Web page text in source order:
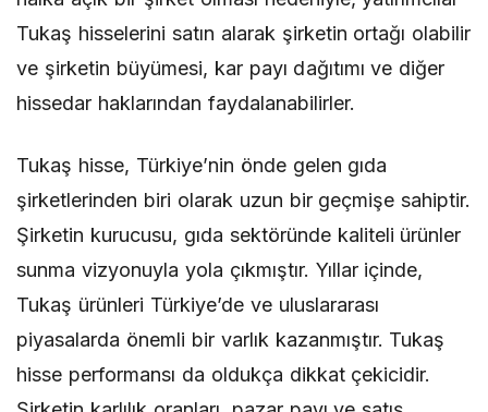
Tukaş hisselerini satın alarak şirketin ortağı olabilir
ve şirketin büyümesi, kar payı dağıtımı ve diğer
hissedar haklarından faydalanabilirler.
Tukaş hisse, Türkiye’nin önde gelen gıda
şirketlerinden biri olarak uzun bir geçmişe sahiptir.
Şirketin kurucusu, gıda sektöründe kaliteli ürünler
sunma vizyonuyla yola çıkmıştır. Yıllar içinde,
Tukaş ürünleri Türkiye’de ve uluslararası
piyasalarda önemli bir varlık kazanmıştır. Tukaş
hisse performansı da oldukça dikkat çekicidir.